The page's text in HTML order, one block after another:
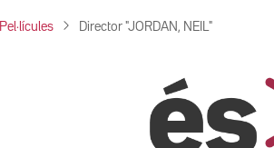
Pel·lícules Director "JORDAN, NEIL"